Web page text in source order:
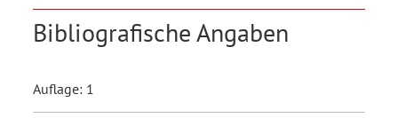
Bibliografische Angaben
Auflage: 1